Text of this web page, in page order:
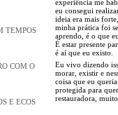
TEMPOS
COM O
E ECOS
experiência me
eu consegui
ideia era mais
minha prática foi
aprendo, é o que
É estar presente
é aí que eu existo.
Eu vivo dizendo
morar, existir e
coisa que eu
protegida para
restauradora,